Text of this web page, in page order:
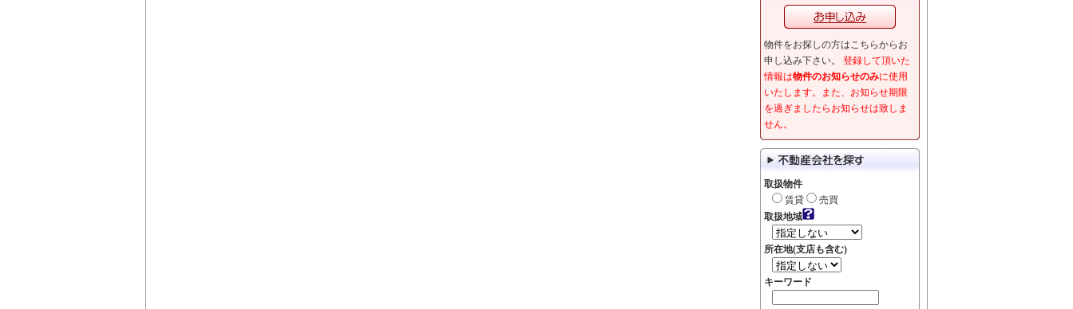
物件をお探しの方はこちらからお
申し込み下さい。 登録して頂いた
情報は物件のお知らせのみに使用
いたします。また、お知らせ期限
を過ぎましたらお知らせは致しま
せん。
取扱物件
賃貸
売買
取扱地域
所在地(支店も含む)
キーワード